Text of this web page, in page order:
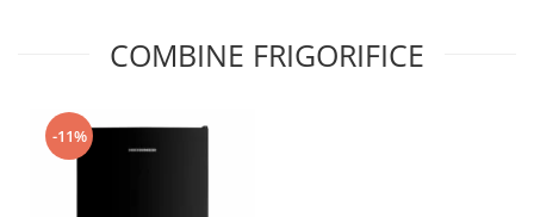
COMBINE FRIGORIFICE
-11%